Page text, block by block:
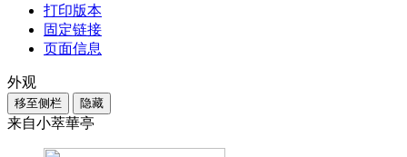
打印版本
固定链接
页面信息
外观
移至侧栏 隐藏
来自小萃華亭